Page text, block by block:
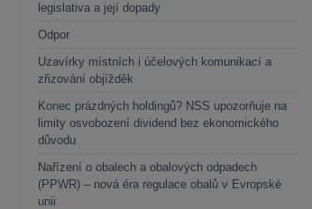
legislativa a její dopady
Odpor
Uzavírky místních i účelových komunikací a
zřizování objížděk
Konec prázdných holdingů? NSS upozorňuje na
limity osvobození dividend bez ekonomického
důvodu
Nařízení o obalech a obalových odpadech
(PPWR) – nová éra regulace obalů v Evropské
unii